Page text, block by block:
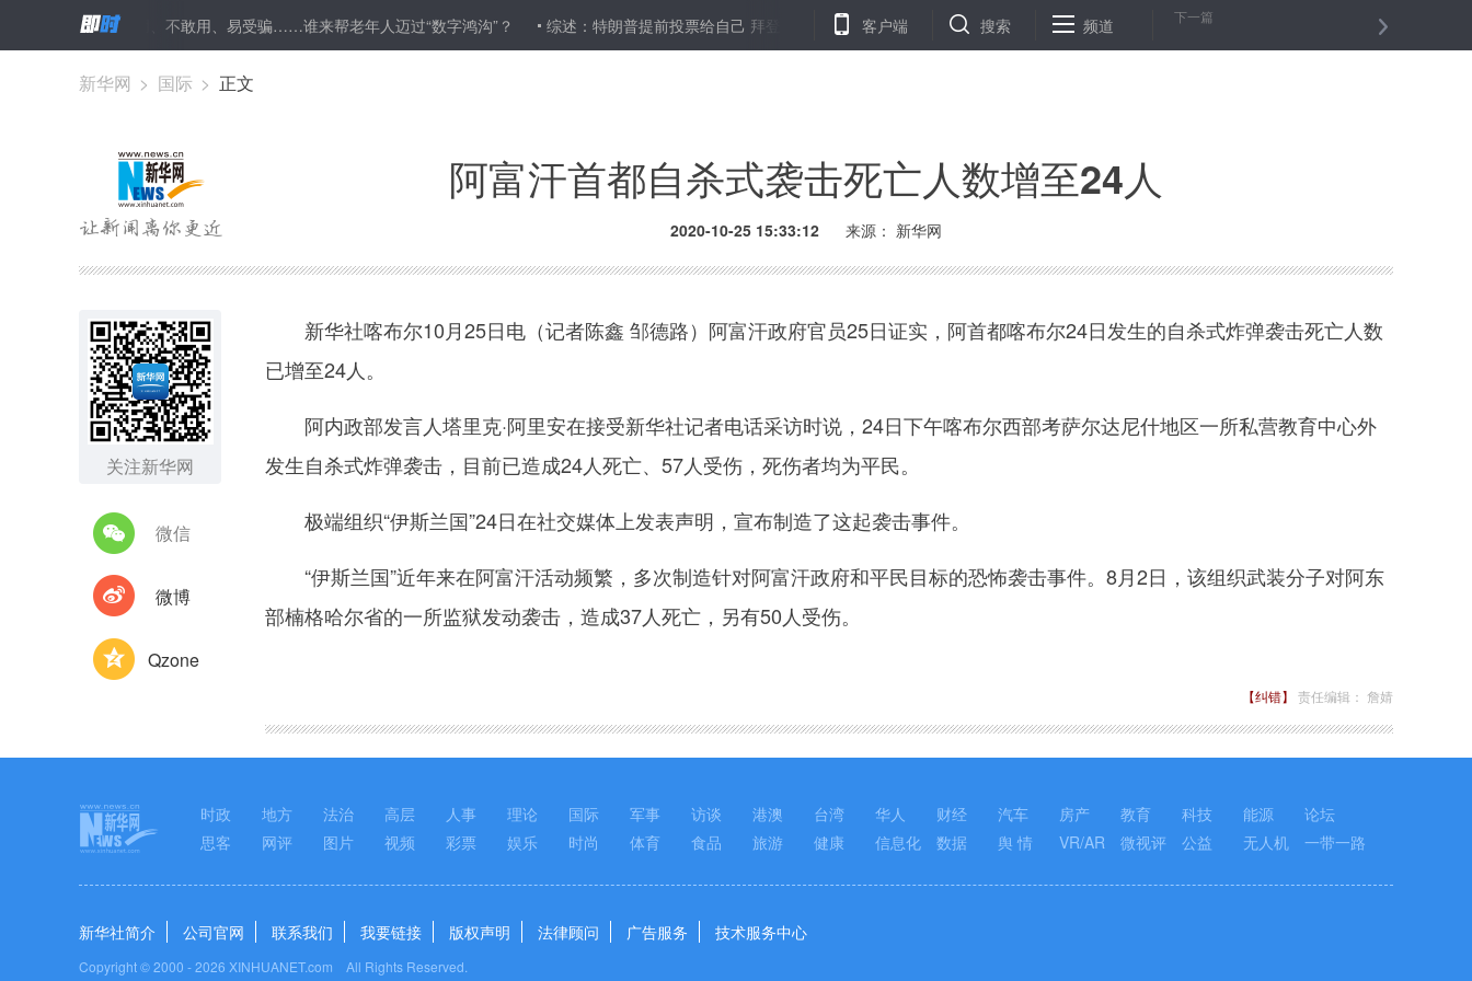
不会用、不敢用、易受骗……谁来帮老年人迈过“数字鸿沟”？ 综述：特朗普提前投票给自己 拜登发力“摇摆州”宾州 上海百岁寿星首破3000人 最高寿老人113岁 世卫：一天46.5万例 全球日增
客户端 搜索 频道 下一篇
新华网 > 国际 > 正文
阿富汗首都自杀式袭击死亡人数增至24人
2020-10-25 15:33:12 来源： 新华网
关注新华网
微信
微博
Qzone
新华社喀布尔10月25日电（记者陈鑫 邹德路）阿富汗政府官员25日证实，阿首都喀布尔24日发生的自杀式炸弹袭击死亡人数
已增至24人。
阿内政部发言人塔里克·阿里安在接受新华社记者电话采访时说，24日下午喀布尔西部考萨尔达尼什地区一所私营教育中心外
发生自杀式炸弹袭击，目前已造成24人死亡、57人受伤，死伤者均为平民。
极端组织“伊斯兰国”24日在社交媒体上发表声明，宣布制造了这起袭击事件。
“伊斯兰国”近年来在阿富汗活动频繁，多次制造针对阿富汗政府和平民目标的恐怖袭击事件。8月2日，该组织武装分子对阿东
部楠格哈尔省的一所监狱发动袭击，造成37人死亡，另有50人受伤。
【纠错】 责任编辑： 詹婧
时政 地方 法治 高层 人事 理论 国际 军事 访谈 港澳 台湾 华人 财经 汽车 房产 教育 科技 能源
论坛
思客
网评 图片 视频 彩票 娱乐 时尚 体育 食品 旅游 健康 信息化 数据 舆 情 VR/AR 微视评 公益 无人机 一带一路
新华社简介 公司官网 联系我们 我要链接 版权声明 法律顾问 广告服务 技术服务中心
Copyright © 2000 -2026 XINHUANET.com All Rights Reserved.